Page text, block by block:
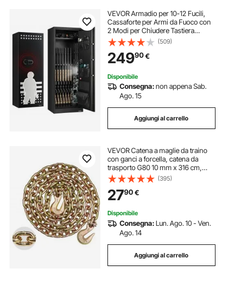
VEVOR Armadio per 10-12 Fucili,
Cassaforte per Armi da Fuoco con
2 Modi per Chiudere Tastiera
Numerica e Chiavi, con 3 Scomparti
per Munizioni Rastrelliere
Regolabili, Assemblaggio Richiesto
(509)
24990€
Disponibile
Consegna:non appena Sab.
Ago. 15
Aggiungi al carrello
VEVOR Catena a maglie da traino
con ganci a forcella, catena da
trasporto G80 10 mm x 316 cm,
capacità di carico della catena per
tronchi 3,22 tonnellate, per
fissaggio attrezzature carro attrezzi
(395)
2790€
Disponibile
Consegna: Lun. Ago. 10 - Ven.
Ago. 14
Aggiungi al carrello